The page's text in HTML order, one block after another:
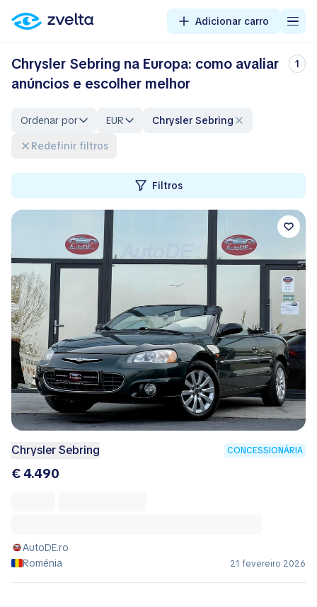
Adicionar carro
Chrysler Sebring na Europa: como avaliar
anúncios e escolher melhor
1
Ordenar por EUR
Chrysler Sebring
Redefinir filtros
Filtros
Chrysler Sebring CONCESSIONÁRIA
€ 4.490
AutoDE.ro
Roménia
21 fevereiro 2026